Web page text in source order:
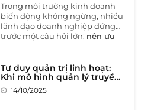
Trong môi trường kinh doanh
biến động không ngừng, nhiều
lãnh đạo doanh nghiệp đứng
trước một câu hỏi lớn: nên ưu
để chiếm lĩnh thị trường, hay
tập trung vào sự bền vững để
đi đường dài?
Đây không chỉ là câu hỏi về
chiến lược, mà còn là
Tư duy quản trị linh hoạt:
Khi mô hình quản lý truyền
thống không còn phù hợp
14/10/2025